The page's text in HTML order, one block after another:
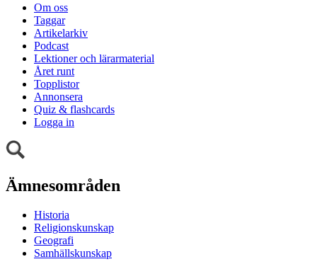
Om oss
Taggar
Artikelarkiv
Podcast
Lektioner och lärarmaterial
Året runt
Topplistor
Annonsera
Quiz & flashcards
Logga in
Ämnesområden
Historia
Religionskunskap
Geografi
Samhällskunskap